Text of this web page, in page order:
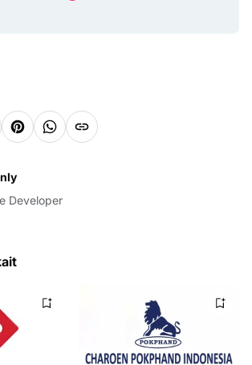
Developer